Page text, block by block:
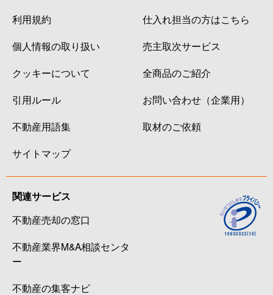
利用規約
個人情報の取り扱い
クッキーについて
引用ルール
不動産用語集
サイトマップ
仕入れ担当の方はこちら
売主取次サービス
全商品のご紹介
お問い合わせ（企業用）
取材のご依頼
関連サービス
不動産売却の窓口
不動産業界M&A相談センタ
ー
不動産の集客ナビ